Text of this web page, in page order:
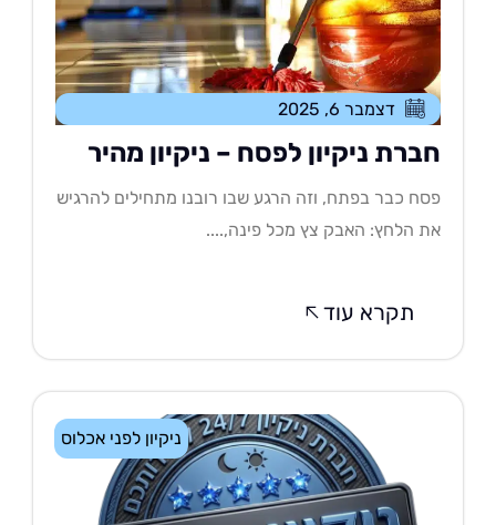
דצמבר 6, 2025
ניקיון לפסח – ניקיון מהיר
כבר בפתח, וזה הרגע שבו רובנו מתחילים להרגיש
הלחץ: האבק צץ מכל פינה,....
תקרא עוד
ניקיון לפני אכלוס